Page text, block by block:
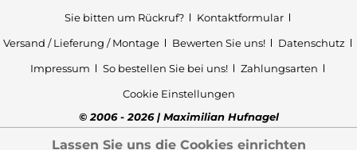
Sie bitten um Rückruf?
Kontaktformular
Versand / Lieferung / Montage
Bewerten Sie uns!
Datenschutz
Impressum
So bestellen Sie bei uns!
Zahlungsarten
Cookie Einstellungen
© 2006 - 2026 | Maximilian Hufnagel
Lassen Sie uns die Cookies einrichten